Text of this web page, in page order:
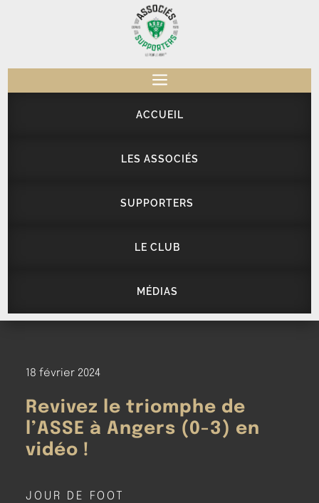
a
ACCUEIL
LES ASSOCIÉS
SUPPORTERS
LE CLUB
MÉDIAS
18 février 2024
Revivez le triomphe de
l’ASSE à Angers (0-3) en
vidéo !
JOUR DE FOOT